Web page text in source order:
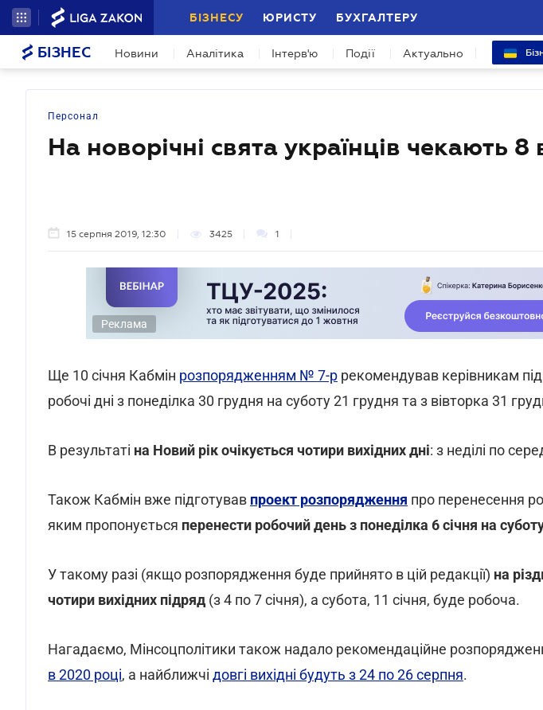
БІЗНЕСУ ЮРИСТУ БУХГАЛТЕРУ
БІЗНЕС Новини Аналітика Інтерв'ю Події Актуально
Персонал
На новорічні свята українців чекають 8
15 серпня 2019, 12:30 3425 1
Реклама
Ще 10 січня Кабмін розпорядженням № 7-р рекомендував керівникам
робочі дні з понеділка 30 грудня на суботу 21 грудня та з вівторка 31
В результаті на Новий рік очікується чотири вихідних дні: з неділі по
Також Кабмін вже підготував проект розпорядження про перенесення
яким пропонується перенести робочий день з понеділка 6 січня на
У такому разі (якщо розпорядження буде прийнято в цій редакції) на
чотири вихідних підряд (з 4 по 7 січня), а субота, 11 січня, буде робоча.
Нагадаємо, Мінсоцполітики також надало рекомендаційне
в 2020 році, а найближчі довгі вихідні будуть з 24 по 26 серпня.